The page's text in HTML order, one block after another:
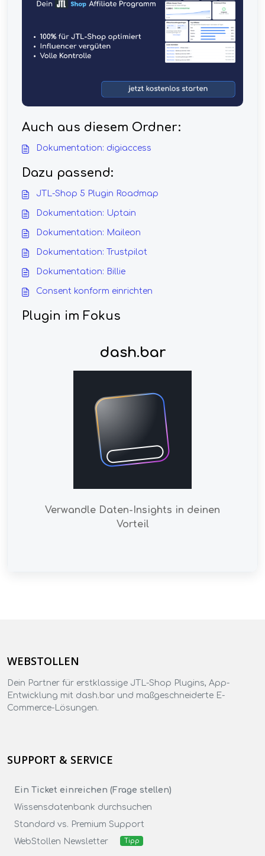
Auch aus diesem Ordner:
Dokumentation: digiaccess
Dazu passend:
JTL-Shop 5 Plugin Roadmap
Dokumentation: Uptain
Dokumentation: Maileon
Dokumentation: Trustpilot
Dokumentation: Billie
Consent konform einrichten
Plugin im Fokus
dash.bar
Verwandle Daten-Insights in deinen
Vorteil
WEBSTOLLEN
Dein Partner für erstklassige JTL-Shop Plugins, App-
Entwicklung mit dash.bar und maßgeschneiderte E-
Commerce-Lösungen.
SUPPORT & SERVICE
Ein Ticket einreichen (Frage stellen)
Wissensdatenbank durchsuchen
Standard vs. Premium Support
WebStollen Newsletter
Tipp